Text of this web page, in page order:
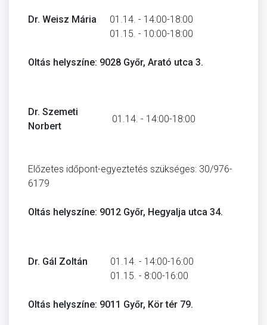
Dr. Weisz Mária
01.14. - 14:00-18:00
01.15. - 10:00-18:00
Oltás helyszíne: 9028 Győr, Arató utca 3.
Dr. Szemeti
Norbert
01.14. - 14:00-18:00
Előzetes időpont-egyeztetés szükséges: 30/976-
6179
Oltás helyszíne: 9012 Győr, Hegyalja utca 34.
Dr. Gál Zoltán
01.14. - 14:00-16:00
01.15. - 8:00-16:00
Oltás helyszíne: 9011 Győr, Kör tér 79.